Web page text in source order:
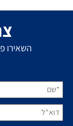
השאירו